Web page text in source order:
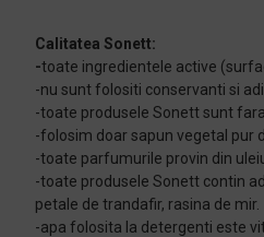
Calitatea Sonett:
-toate ingredientele active
-nu sunt folositi conservanti si
-toate produsele Sonett sunt
-folosim doar sapun vegetal pur
-toate parfumurile provin din
-toate produsele Sonett contin
petale de trandafir, rasina de mir.
-apa folosita la detergenti este